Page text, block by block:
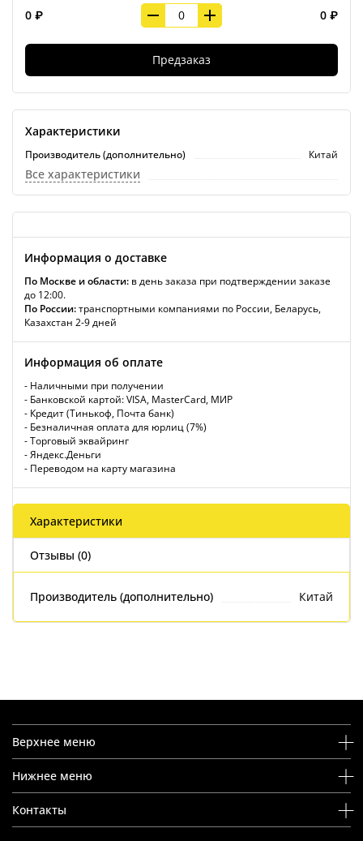
0 ₽ 0 ₽
Предзаказ
Характеристики
Производитель (дополнительно) Китай
Все характеристики
Информация о доставке
По Москве и области: в день заказа при подтверждении заказе
до 12:00.
По России:транспортными компаниями по России, Беларусь,
Казахстан 2-9 дней
Информация об оплате
- Наличными при получении
- Банковской картой: VISA, MasterCard, МИР
- Кредит (Тинькоф, Почта банк)
- Безналичная оплата для юрлиц (7%)
- Торговый эквайринг
- Яндекс.Деньги
- Переводом на карту магазина
Характеристики
Отзывы (0)
Производитель (дополнительно) Китай
Верхнее меню
Нижнее меню
Контакты